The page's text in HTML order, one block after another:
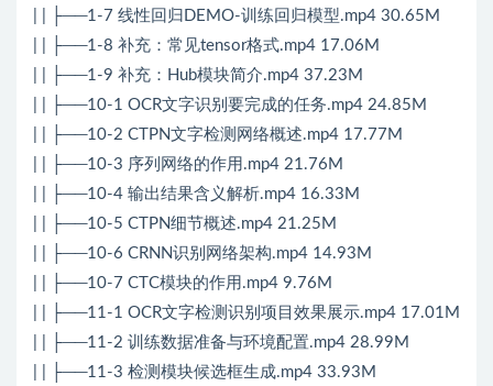
| | ├──1-7 线性回归DEMO-训练回归模型.mp4 30.65M
| | ├──1-8 补充：常见tensor格式.mp4 17.06M
| | ├──1-9 补充：Hub模块简介.mp4 37.23M
| | ├──10-1 OCR文字识别要完成的任务.mp4 24.85M
| | ├──10-2 CTPN文字检测网络概述.mp4 17.77M
| | ├──10-3 序列网络的作用.mp4 21.76M
| | ├──10-4 输出结果含义解析.mp4 16.33M
| | ├──10-5 CTPN细节概述.mp4 21.25M
| | ├──10-6 CRNN识别网络架构.mp4 14.93M
| | ├──10-7 CTC模块的作用.mp4 9.76M
| | ├──11-1 OCR文字检测识别项目效果展示.mp4 17.01M
| | ├──11-2 训练数据准备与环境配置.mp4 28.99M
| | ├──11-3 检测模块候选框生成.mp4 33.93M